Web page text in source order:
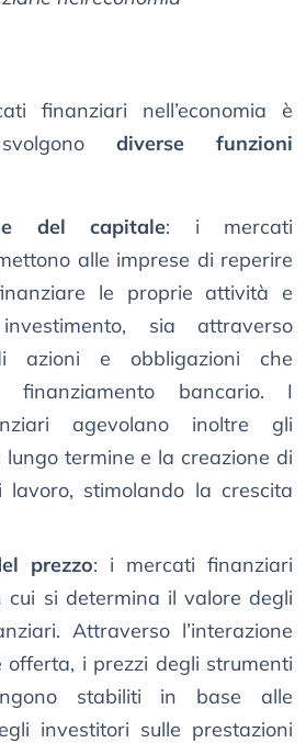
finanziari nell’economia è
diverse funzioni
del capitale: i mercati
alle imprese di reperire
le proprie attività e
sia attraverso
azioni e obbligazioni che
finanziamento bancario. I
agevolano inoltre gli
termine e la creazione di
lavoro, stimolando la crescita
prezzo: i mercati finanziari
cui si determina il valore degli
Attraverso l’interazione
i prezzi degli strumenti
stabiliti in base alle
investitori sulle prestazioni